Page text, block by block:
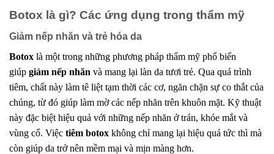
Botox là gì? Các ứng dụng trong thẩm mỹ
Giảm nếp nhăn và trẻ hóa da
Botox là một trong những phương pháp thẩm mỹ phổ biến
giúp giảm nếp nhăn và mang lại làn da tươi trẻ. Qua quá trình
tiêm, chất này làm tê liệt tạm thời các cơ, ngăn chặn sự co thắt của
chúng, từ đó giúp làm mờ các nếp nhăn trên khuôn mặt. Kỹ thuật
này đặc biệt hiệu quả với những nếp nhăn ở trán, khóe mắt và
vùng cổ. Việc tiêm botox không chỉ mang lại hiệu quả tức thì mà
còn giúp da trở nên mềm mại và mịn màng hơn.